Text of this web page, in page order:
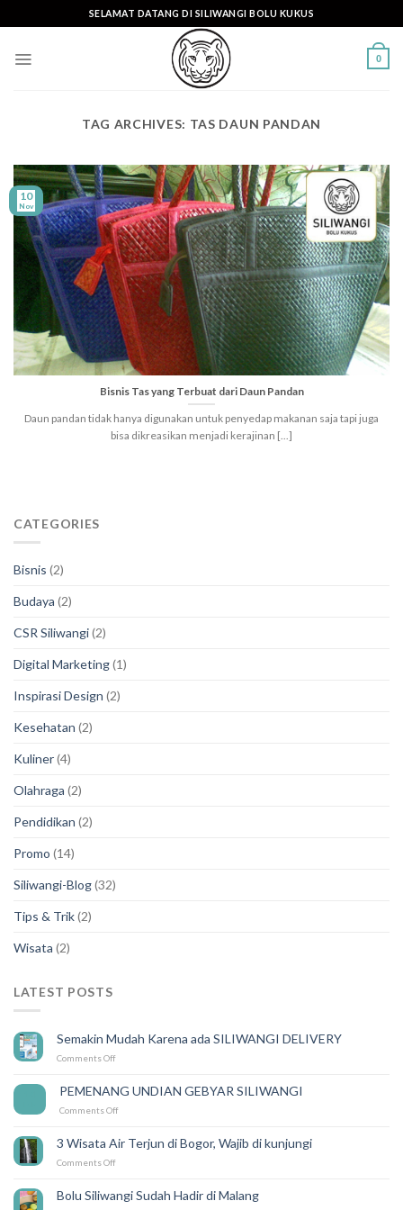
to
SELAMAT DATANG DI SILIWANGI BOLU KUKUS
0
TAG ARCHIVES: TAS DAUN PANDAN
CATEGORIES
Bisnis (2)
Budaya (2)
CSR Siliwangi(2)
Digital Marketing(1)
Inspirasi Design (2)
Kesehatan (2)
Kuliner(4)
Olahraga (2)
Pendidikan (2)
Promo (14)
Siliwangi-Blog(32)
Tips & Trik(2)
Wisata (2)
LATEST POSTS
Semakin Mudah Karena ada SILIWANGI DELIVERY
Comments Offon
Karena
ada
DELIVERY
PEMENANG UNDIAN GEBYAR SILIWANGI
Comments Offon
GEBYAR
3 Wisata Air Terjun di Bogor, Wajib di kunjungi
Comments Offon
Air
Bolu Siliwangi Sudah Hadir di Malang
Bisnis Tas yang Terbuat dari Daun Pandan
Daun pandan tidak hanya digunakan untuk penyedap makanan saja tapi juga
bisa dikreasikan menjadi kerajinan [...]
10
Nov